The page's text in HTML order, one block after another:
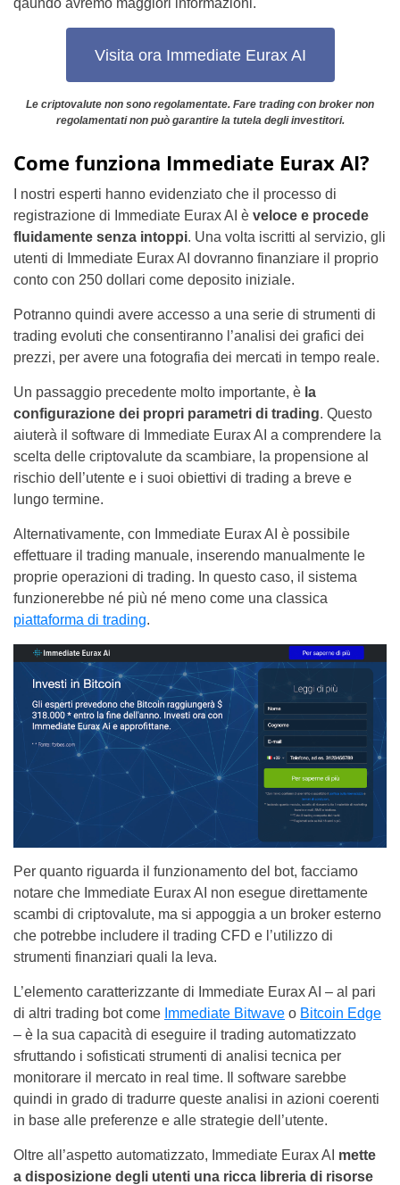
qaundo avremo maggiori informazioni.
Visita ora Immediate Eurax AI
Le criptovalute non sono regolamentate. Fare trading con broker non
regolamentati non può garantire la tutela degli investitori.
Come funziona Immediate Eurax AI?
I nostri esperti hanno evidenziato che il processo di
registrazione di Immediate Eurax AI è veloce e procede
fluidamente senza intoppi. Una volta iscritti al servizio, gli
utenti di Immediate Eurax AI dovranno finanziare il proprio
conto con 250 dollari come deposito iniziale.
Potranno quindi avere accesso a una serie di strumenti di
trading evoluti che consentiranno l’analisi dei grafici dei
prezzi, per avere una fotografia dei mercati in tempo reale.
Un passaggio precedente molto importante, è la
configurazione dei propri parametri di trading. Questo
aiuterà il software di Immediate Eurax AI a comprendere la
scelta delle criptovalute da scambiare, la propensione al
rischio dell’utente e i suoi obiettivi di trading a breve e
lungo termine.
Alternativamente, con Immediate Eurax AI è possibile
effettuare il trading manuale, inserendo manualmente le
proprie operazioni di trading. In questo caso, il sistema
funzionerebbe né più né meno come una classica
piattaforma di trading.
Per quanto riguarda il funzionamento del bot, facciamo
notare che Immediate Eurax AI non esegue direttamente
scambi di criptovalute, ma si appoggia a un broker esterno
che potrebbe includere il trading CFD e l’utilizzo di
strumenti finanziari quali la leva.
L’elemento caratterizzante di Immediate Eurax AI – al pari
di altri trading bot come Immediate Bitwave o Bitcoin Edge
– è la sua capacità di eseguire il trading automatizzato
sfruttando i sofisticati strumenti di analisi tecnica per
monitorare il mercato in real time. Il software sarebbe
quindi in grado di tradurre queste analisi in azioni coerenti
in base alle preferenze e alle strategie dell’utente.
Oltre all’aspetto automatizzato, Immediate Eurax AI mette
a disposizione degli utenti una ricca libreria di risorse